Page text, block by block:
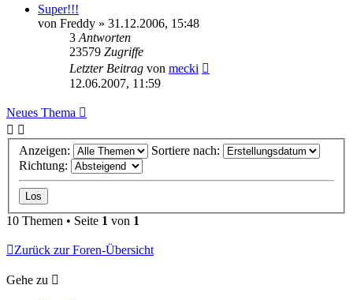
Super!!!
von Freddy » 31.12.2006, 15:48
3 Antworten
23579 Zugriffe
Letzter Beitrag von mecki
12.06.2007, 11:59
Neues Thema
Anzeigen:
Sortiere nach:
Richtung:
10 Themen • Seite 1 von 1
Zurück zur Foren-Übersicht
Gehe zu